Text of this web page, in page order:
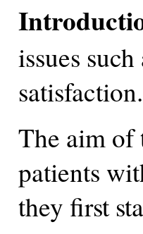
issues
satisfaction.
The aim of
patients
they first